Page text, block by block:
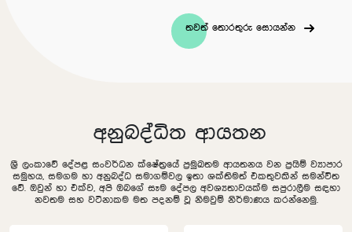
තවත් තොරතුරු සොයන්න
අනුබද්ධිත ආයතන
ශ්‍රී ලංකාවේ දේපළ සංවර්ධන ක්ෂේත්‍රයේ ප්‍රමුඛතම ආයතනය වන ප්‍රයිම් ව්‍යාපාර
සමුහය, සමගම හා අනුබද්ධ සමාගම්වල ඉතා ශක්තිමත් එකතුවකින් සමන්විත
වේ. ඔවුන් හා එක්ව, අපි ඔබගේ සෑම දේපල අවශ්‍යතාවයක්ම සපුරාලීම සඳහා
නවතම සහ වටිනාකම මත පදනම් වූ නිමවුම් නිර්මාණය කරන්නෙමු.